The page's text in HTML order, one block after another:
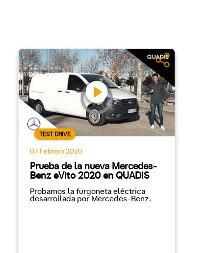
TEST DRIVE
07 Febrero 2020
Prueba de la nueva Mercedes-
Benz eVito 2020 en QUADIS
Probamos la furgoneta eléctrica
desarrollada por Mercedes-Benz.